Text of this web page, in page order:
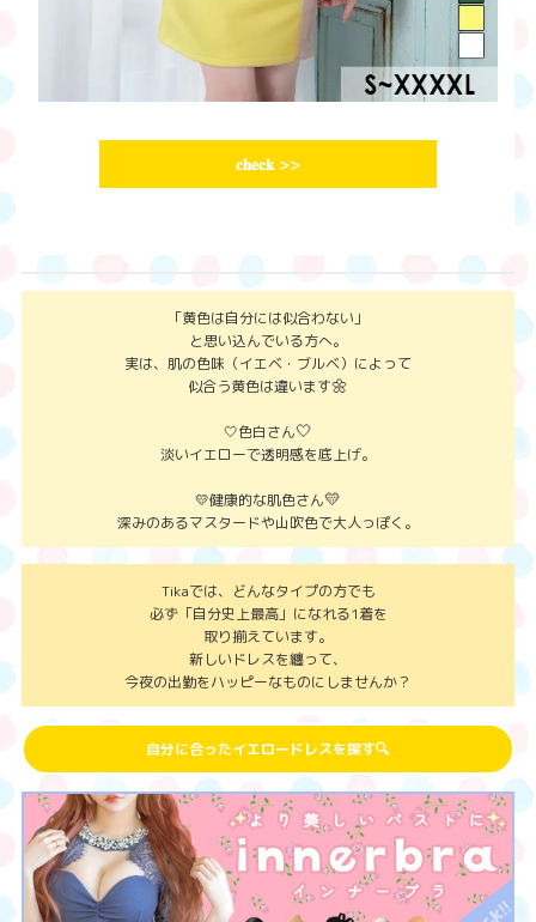
𝐜𝐡𝐞𝐜𝐤 >>
「黄色は自分には似合わない」
と思い込んでいる方へ。
実は、肌の色味（イエベ・ブルベ）によって
似合う黄色は違います🌼
🤍色白さん🤍
淡いイエローで透明感を底上げ。
💛健康的な肌色さん💛
深みのあるマスタードや山吹色で大人っぽく。
Tikaでは、どんなタイプの方でも
必ず「自分史上最高」になれる1着を
取り揃えています。
新しいドレスを纏って、
今夜の出勤をハッピーなものにしませんか？
自分に合ったイエロードレスを探す🔍